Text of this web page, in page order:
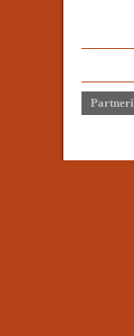
Partneri